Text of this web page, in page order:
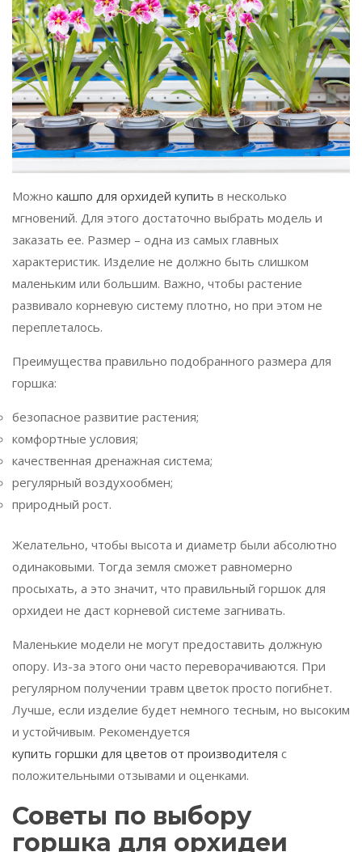
Можно кашпо для орхидей купить в несколько
мгновений. Для этого достаточно выбрать модель и
заказать ее. Размер – одна из самых главных
характеристик. Изделие не должно быть слишком
маленьким или большим. Важно, чтобы растение
развивало корневую систему плотно, но при этом не
переплеталось.
Преимущества правильно подобранного размера для
горшка:
безопасное развитие растения;
комфортные условия;
качественная дренажная система;
регулярный воздухообмен;
природный рост.
Желательно, чтобы высота и диаметр были абсолютно
одинаковыми. Тогда земля сможет равномерно
просыхать, а это значит, что правильный горшок для
орхидеи не даст корневой системе загнивать.
Маленькие модели не могут предоставить должную
опору. Из-за этого они часто переворачиваются. При
регулярном получении травм цветок просто погибнет.
Лучше, если изделие будет немного тесным, но высоким
и устойчивым. Рекомендуется
купить горшки для цветов от производителя с
положительными отзывами и оценками.
Советы по выбору
горшка для орхидеи